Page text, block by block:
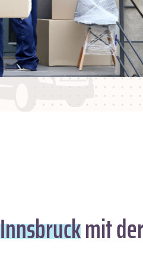
Innsbruckmit